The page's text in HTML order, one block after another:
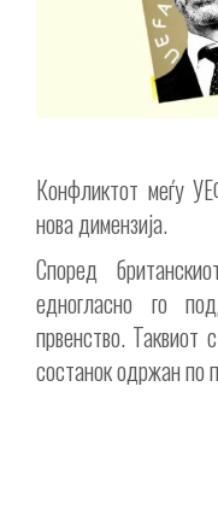
Конфликтот меѓу
нова димензија.
Според
едногласно го
првенство. Таквиот
состанок одржан